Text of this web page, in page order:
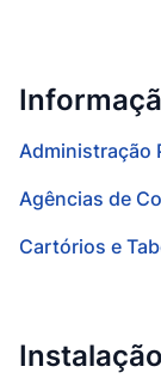
Administração
Agências de
Cartórios e